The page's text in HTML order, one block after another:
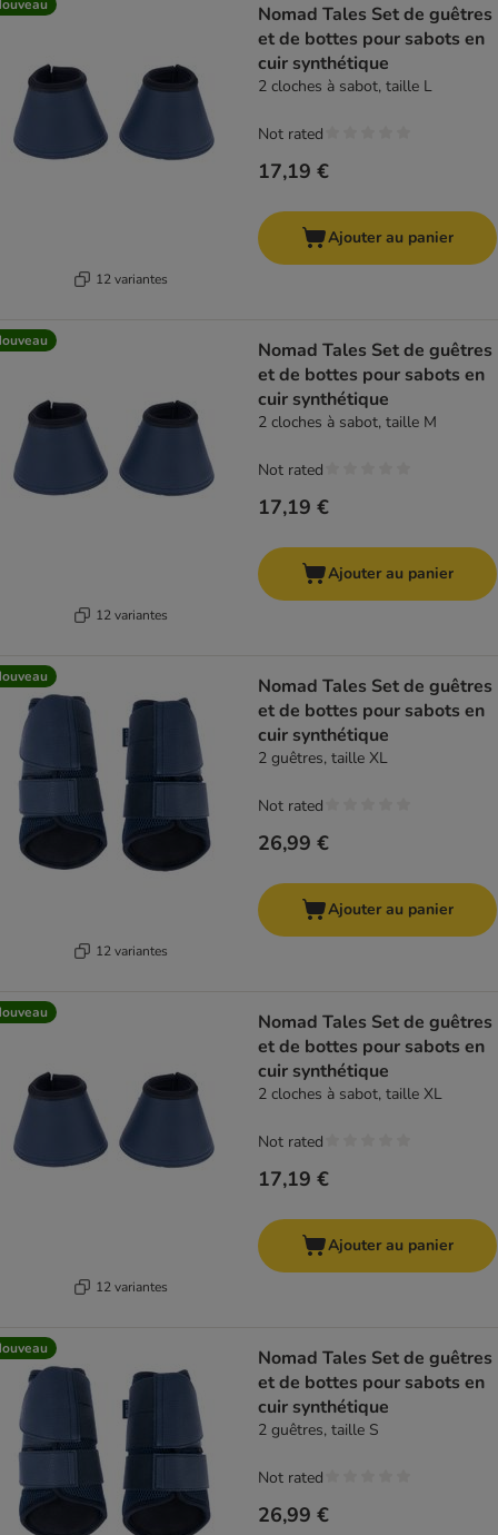
12 variantes
Nomad Tales Set de guêtres
et de bottes pour sabots en
cuir synthétique
2 cloches à sabot, taille L
17,19 €
Not rated
Ajouter au panier
12 variantes
Nomad Tales Set de guêtres
et de bottes pour sabots en
cuir synthétique
2 cloches à sabot, taille M
17,19 €
Not rated
Ajouter au panier
12 variantes
Nomad Tales Set de guêtres
et de bottes pour sabots en
cuir synthétique
2 guêtres, taille XL
26,99 €
Not rated
Ajouter au panier
12 variantes
Nomad Tales Set de guêtres
et de bottes pour sabots en
cuir synthétique
2 cloches à sabot, taille XL
17,19 €
Not rated
Ajouter au panier
Nomad Tales Set de guêtres
et de bottes pour sabots en
cuir synthétique
2 guêtres, taille S
26,99 €
Not rated